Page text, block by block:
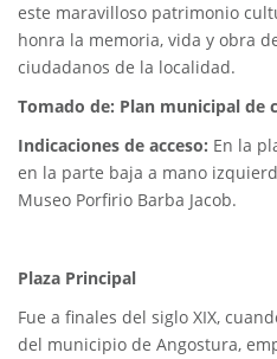
este maravilloso patrimonio
honra la memoria, vida y obra
ciudadanos de la localidad.
Tomado de: Plan municipal de
Indicaciones de acceso: En la
en la parte baja a mano
Museo Porfirio Barba Jacob.
Plaza Principal
Fue a finales del siglo XIX,
del municipio de Angostura,